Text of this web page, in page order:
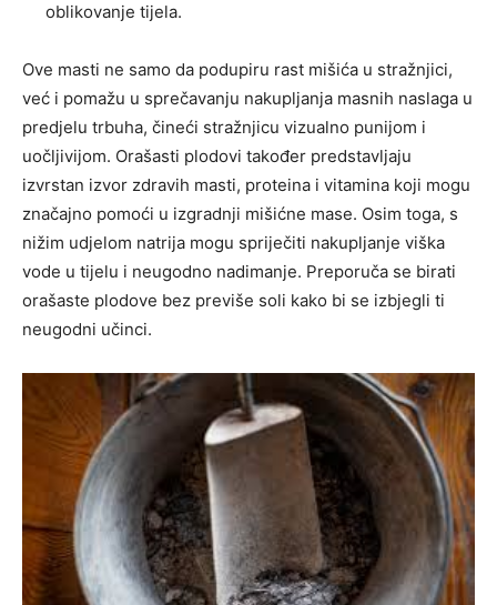
oblikovanje tijela.
Ove masti ne samo da podupiru rast mišića u stražnjici,
već i pomažu u sprečavanju nakupljanja masnih naslaga u
predjelu trbuha, čineći stražnjicu vizualno punijom i
uočljivijom. Orašasti plodovi također predstavljaju
izvrstan izvor zdravih masti, proteina i vitamina koji mogu
značajno pomoći u izgradnji mišićne mase. Osim toga, s
nižim udjelom natrija mogu spriječiti nakupljanje viška
vode u tijelu i neugodno nadimanje. Preporuča se birati
orašaste plodove bez previše soli kako bi se izbjegli ti
neugodni učinci.